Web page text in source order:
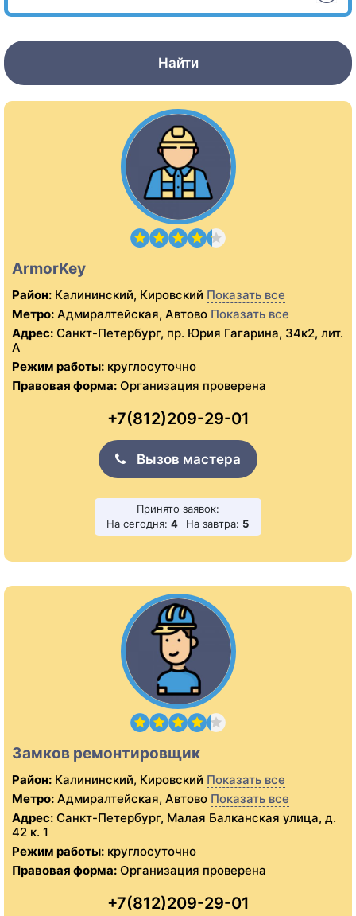
Найти
ArmorKey
Район: Калининский, Кировский Показать все
Метро: Адмиралтейская, Автово Показать все
Адрес: Санкт-Петербург, пр. Юрия Гагарина, 34к2, лит.
А
Режим работы: круглосуточно
Правовая форма: Организация проверена
+7(812)209-29-01
Вызов мастера
Принято заявок:
На сегодня: 4 На завтра: 5
Замков ремонтировщик
Район: Калининский, Кировский Показать все
Метро: Адмиралтейская, Автово Показать все
Адрес: Санкт-Петербург, Малая Балканская улица, д.
42 к. 1
Режим работы: круглосуточно
Правовая форма: Организация проверена
+7(812)209-29-01